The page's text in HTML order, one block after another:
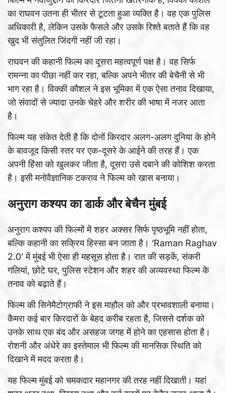
का राघवन उतना ही भीतर से टूटता हुआ व्यक्ति है। वह एक पुलिस
अधिकारी है, लेकिन उसके फैसले और उसके रिश्ते बताते हैं कि वह
खुद भी संतुलित जिंदगी नहीं जी रहा।
राघवन की कहानी फिल्म का दूसरा महत्वपूर्ण पक्ष है। वह सिर्फ
रामन्ना का पीछा नहीं कर रहा, बल्कि अपने भीतर की बेचैनी से भी
भाग रहा है। विक्की कौशल ने इस भूमिका में एक ऐसा तनाव दिखाया,
जो संवादों से ज्यादा उनके चेहरे और शरीर की भाषा में नजर आता
है।
फिल्म यह संकेत देती है कि दोनों किरदार अलग-अलग दुनिया के होने
के बावजूद किसी स्तर पर एक-दूसरे के आईने की तरह हैं। एक
अपनी हिंसा को खुलकर जीता है, दूसरा उसे दबाने की कोशिश करता
है। इसी मनोवैज्ञानिक टकराव ने फिल्म को खास बनाया।
अनुराग कश्यप का डार्क और बेचैन मुंबई
अनुराग कश्यप की फिल्मों में शहर अक्सर सिर्फ पृष्ठभूमि नहीं होता,
बल्कि कहानी का सक्रिय हिस्सा बन जाता है। ‘Raman Raghav
2.0’ में मुंबई भी ऐसा ही महसूस होता है। रात की सड़कें, संकरी
गलियां, छोटे घर, पुलिस स्टेशन और शहर की अव्यवस्था फिल्म के
तनाव को बढ़ाते हैं।
फिल्म की सिनेमैटोग्राफी ने इस माहौल को और प्रभावशाली बनाया।
कैमरा कई बार किरदारों के बेहद करीब रहता है, जिससे दर्शक को
उनके साथ एक बंद और असहज जगह में होने का एहसास होता है।
रोशनी और अंधेरे का इस्तेमाल भी फिल्म की मानसिक स्थिति को
दिखाने में मदद करता है।
यह फिल्म मुंबई को चमकदार महानगर की तरह नहीं दिखाती। यहां